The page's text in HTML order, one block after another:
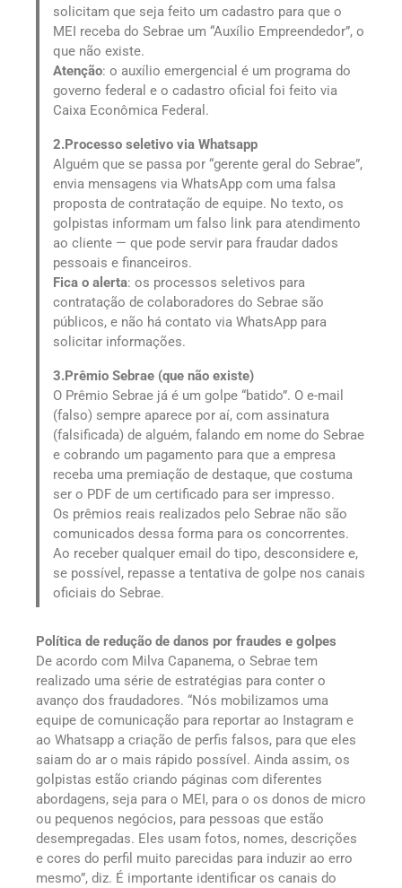
solicitam que seja feito um cadastro para que o
MEI receba do Sebrae um “Auxílio Empreendedor”, o
que não existe.
Atenção: o auxílio emergencial é um programa do
governo federal e o cadastro oficial foi feito via
Caixa Econômica Federal.
2.Processo seletivo via Whatsapp
Alguém que se passa por “gerente geral do Sebrae”,
envia mensagens via WhatsApp com uma falsa
proposta de contratação de equipe. No texto, os
golpistas informam um falso link para atendimento
ao cliente — que pode servir para fraudar dados
pessoais e financeiros.
Fica o alerta: os processos seletivos para
contratação de colaboradores do Sebrae são
públicos, e não há contato via WhatsApp para
solicitar informações.
3.Prêmio Sebrae (que não existe)
O Prêmio Sebrae já é um golpe “batido”. O e-mail
(falso) sempre aparece por aí, com assinatura
(falsificada) de alguém, falando em nome do Sebrae
e cobrando um pagamento para que a empresa
receba uma premiação de destaque, que costuma
ser o PDF de um certificado para ser impresso.
Os prêmios reais realizados pelo Sebrae não são
comunicados dessa forma para os concorrentes.
Ao receber qualquer email do tipo, desconsidere e,
se possível, repasse a tentativa de golpe nos canais
oficiais do Sebrae.
Política de redução de danos por fraudes e golpes
De acordo com Milva Capanema, o Sebrae tem
realizado uma série de estratégias para conter o
avanço dos fraudadores. “Nós mobilizamos uma
equipe de comunicação para reportar ao Instagram e
ao Whatsapp a criação de perfis falsos, para que eles
saiam do ar o mais rápido possível. Ainda assim, os
golpistas estão criando páginas com diferentes
abordagens, seja para o MEI, para o os donos de micro
ou pequenos negócios, para pessoas que estão
desempregadas. Eles usam fotos, nomes, descrições
e cores do perfil muito parecidas para induzir ao erro
mesmo”, diz. É importante identificar os canais do